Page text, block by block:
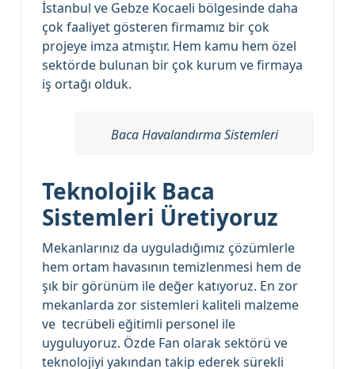
İstanbul ve Gebze Kocaeli bölgesinde daha
çok faaliyet gösteren firmamız bir çok
projeye imza atmıştır. Hem kamu hem özel
sektörde bulunan bir çok kurum ve firmaya
iş ortağı olduk.
Baca Havalandırma Sistemleri
Teknolojik Baca
Sistemleri Üretiyoruz
Mekanlarınız da uyguladığımız çözümlerle
hem ortam havasının temizlenmesi hem de
şık bir görünüm ile değer katıyoruz. En zor
mekanlarda zor sistemleri kaliteli malzeme
ve tecrübeli eğitimli personel ile
uyguluyoruz. Özde Fan olarak sektörü ve
teknolojiyi yakından takip ederek sürekli